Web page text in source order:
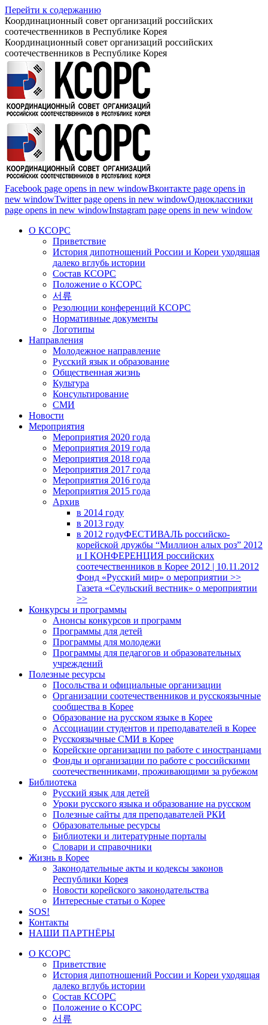
Перейти к содержанию
Координационный совет организаций российских
соотечественников в Республике Корея
Координационный совет организаций российских
соотечественников в Республике Корея
Facebook page opens in new windowВконтакте page opens in
new windowTwitter page opens in new windowОдноклассники
page opens in new windowInstagram page opens in new window
О КСОРС
Приветствие
История дипотношений России и Кореи уходящая
далеко вглубь истории
Состав КСОРС
Положение о КСОРС
서류
Резолюции конференций КСОРС
Нормативные документы
Логотипы
Направления
Молодежное направление
Русский язык и образование
Общественная жизнь
Культура
Консультирование
СМИ
Новости
Мероприятия
Мероприятия 2020 года
Мероприятия 2019 года
Мероприятия 2018 годa
Мероприятия 2017 года
Мероприятия 2016 года
Мероприятия 2015 года
Архив
в 2014 году
в 2013 году
в 2012 годуФЕСТИВАЛЬ российско-
корейской дружбы “Миллион алых роз” 2012
и I КОНФЕРЕНЦИЯ российских
соотечественников в Корее 2012 | 10.11.2012
Фонд «Русский мир» о мероприятии >>
Газета «Сеульский вестник» о мероприятии
>>
Конкурсы и программы
Анонсы конкурсов и программ
Программы для детей
Программы для молодежи
Программы для педагогов и образовательных
учреждений
Полезные ресурсы
Посольства и официальные организации
Организации соотечественников и русскоязычные
сообщества в Корее
Образование на русском языке в Корее
Ассоциации студентов и преподавателей в Корее
Русскоязычные СМИ в Корее
Корейские организации по работе с иностранцами
Фонды и организации по работе с российскими
соотечественниками, проживающими за рубежом
Библиотека
Русский язык для детей
Уроки русского языка и образование на русском
Полезные сайты для преподавателей РКИ
Образовательные ресурсы
Библиотеки и литературные порталы
Словари и справочники
Жизнь в Корее
Законодательные акты и кодексы законов
Республики Корея
Новости корейского законодательства
Интересные статьи о Корее
SOS!
Контакты
НАШИ ПАРТНЁРЫ
О КСОРС
Приветствие
История дипотношений России и Кореи уходящая
далеко вглубь истории
Состав КСОРС
Положение о КСОРС
서류